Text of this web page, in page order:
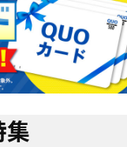
集